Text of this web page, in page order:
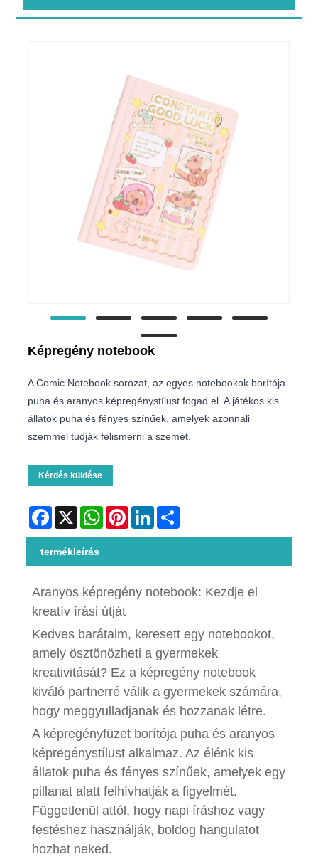
Képregény notebook
A Comic Notebook sorozat, az egyes notebookok borítója
puha és aranyos képregénystílust fogad el. A játékos kis
állatok puha és fényes színűek, amelyek azonnali
szemmel tudják felismerni a szemét.
Kérdés küldése
Facebook
X WhatsAppPinterestLinkedIn
termékleírás
Aranyos képregény notebook: Kezdje el
kreatív írási útját
Kedves barátaim, keresett egy notebookot,
amely ösztönözheti a gyermekek
kreativitását? Ez a képregény notebook
kiváló partnerré válik a gyermekek számára,
hogy meggyulladjanak és hozzanak létre.
A képregényfüzet borítója puha és aranyos
képregénystílust alkalmaz. Az élénk kis
állatok puha és fényes színűek, amelyek egy
pillanat alatt felhívhatják a figyelmét.
Függetlenül attól, hogy napi íráshoz vagy
festéshez használják, boldog hangulatot
hozhat neked.